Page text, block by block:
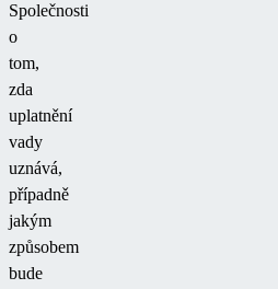
Společnosti
o
tom,
zda
uplatnění
vady
uznává,
případně
jakým
způsobem
bude